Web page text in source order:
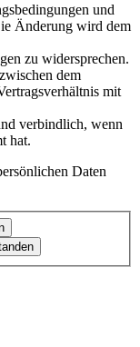
und
Änderung wird dem
zu widersprechen.
dem
mit
verbindlich, wenn
hat.
Daten